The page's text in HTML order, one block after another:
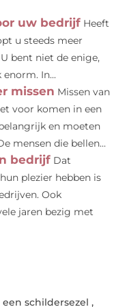
uw bedrijf Heeft
u steeds meer
bent niet de enige,
In...
missen Missen van
voor komen in een
en moeten
mensen die bellen...
bedrijf Dat
plezier hebben is
Ook
jaren bezig met
schildersezel ,